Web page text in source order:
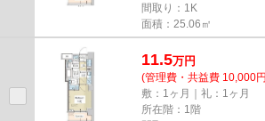
間取り：1K
面積：25.06㎡
11.5万円
(管理費・共益費 10,000
敷：1ヶ月｜礼：1ヶ月
所在階：1階